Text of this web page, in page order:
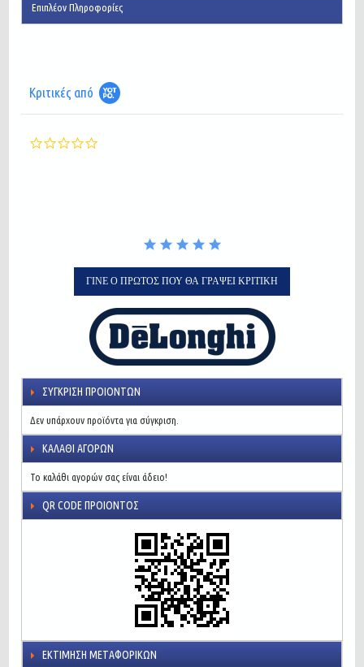
Επιπλέον Πληροφορίες
Κριτικές από
ΓΊΝΕ Ο ΠΡΏΤΟΣ ΠΟΥ ΘΑ ΓΡΆΨΕΙ ΚΡΙΤΙΚΉ
ΣΎΓΚΡΙΣΗ ΠΡΟΙΌΝΤΩΝ
Δεν υπάρχουν προϊόντα για σύγκριση.
ΚΑΛΆΘΙ ΑΓΟΡΏΝ
Το καλάθι αγορών σας είναι άδειο!
QR CODE ΠΡΟΙΌΝΤΟΣ
ΕΚΤΊΜΗΣΗ ΜΕΤΑΦΟΡΙΚΏΝ